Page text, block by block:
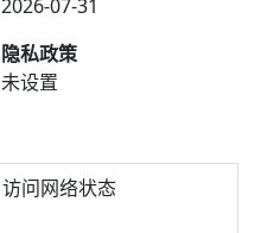
2026-07-31
隐私政策
未设置
访问网络状态